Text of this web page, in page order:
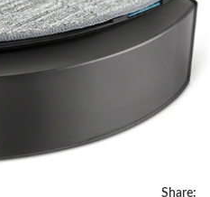
COD:
Share: